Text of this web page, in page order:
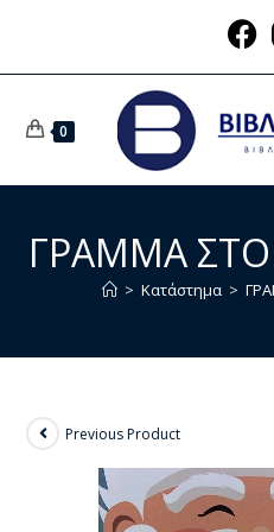
0
ΓΡΑΜΜΑ ΣΤΟ
> Κατάστημα >
Previous Product